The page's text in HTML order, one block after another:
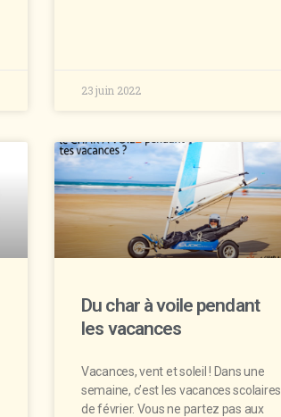
23 juin 2022
Du char à voile pendant
les vacances
Vacances, vent et soleil ! Dans une
semaine, c’est les vacances scolaires
de février. Vous ne partez pas aux